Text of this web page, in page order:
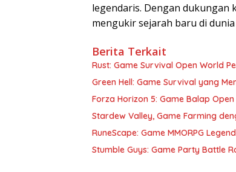
legendaris. Dengan dukungan
mengukir sejarah baru di
Berita Terkait
Rust: Game Survival Open World
Green Hell: Game Survival yang
Forza Horizon 5: Game Balap
Stardew Valley, Game Farming
RuneScape: Game MMORPG
Stumble Guys: Game Party Battle